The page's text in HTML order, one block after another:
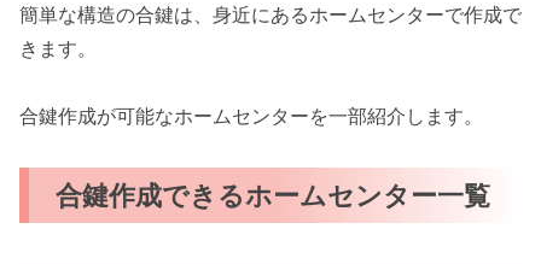
簡単な構造の合鍵は、身近にあるホームセンターで作成で
きます。
合鍵作成が可能なホームセンターを一部紹介します。
合鍵作成できるホームセンター一覧